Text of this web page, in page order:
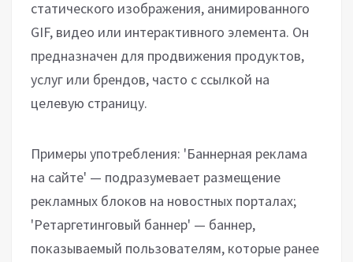
статического изображения, анимированного
GIF, видео или интерактивного элемента. Он
предназначен для продвижения продуктов,
услуг или брендов, часто с ссылкой на
целевую страницу.
Примеры употребления: 'Баннерная реклама
на сайте' — подразумевает размещение
рекламных блоков на новостных порталах;
'Ретаргетинговый баннер' — баннер,
показываемый пользователям, которые ранее